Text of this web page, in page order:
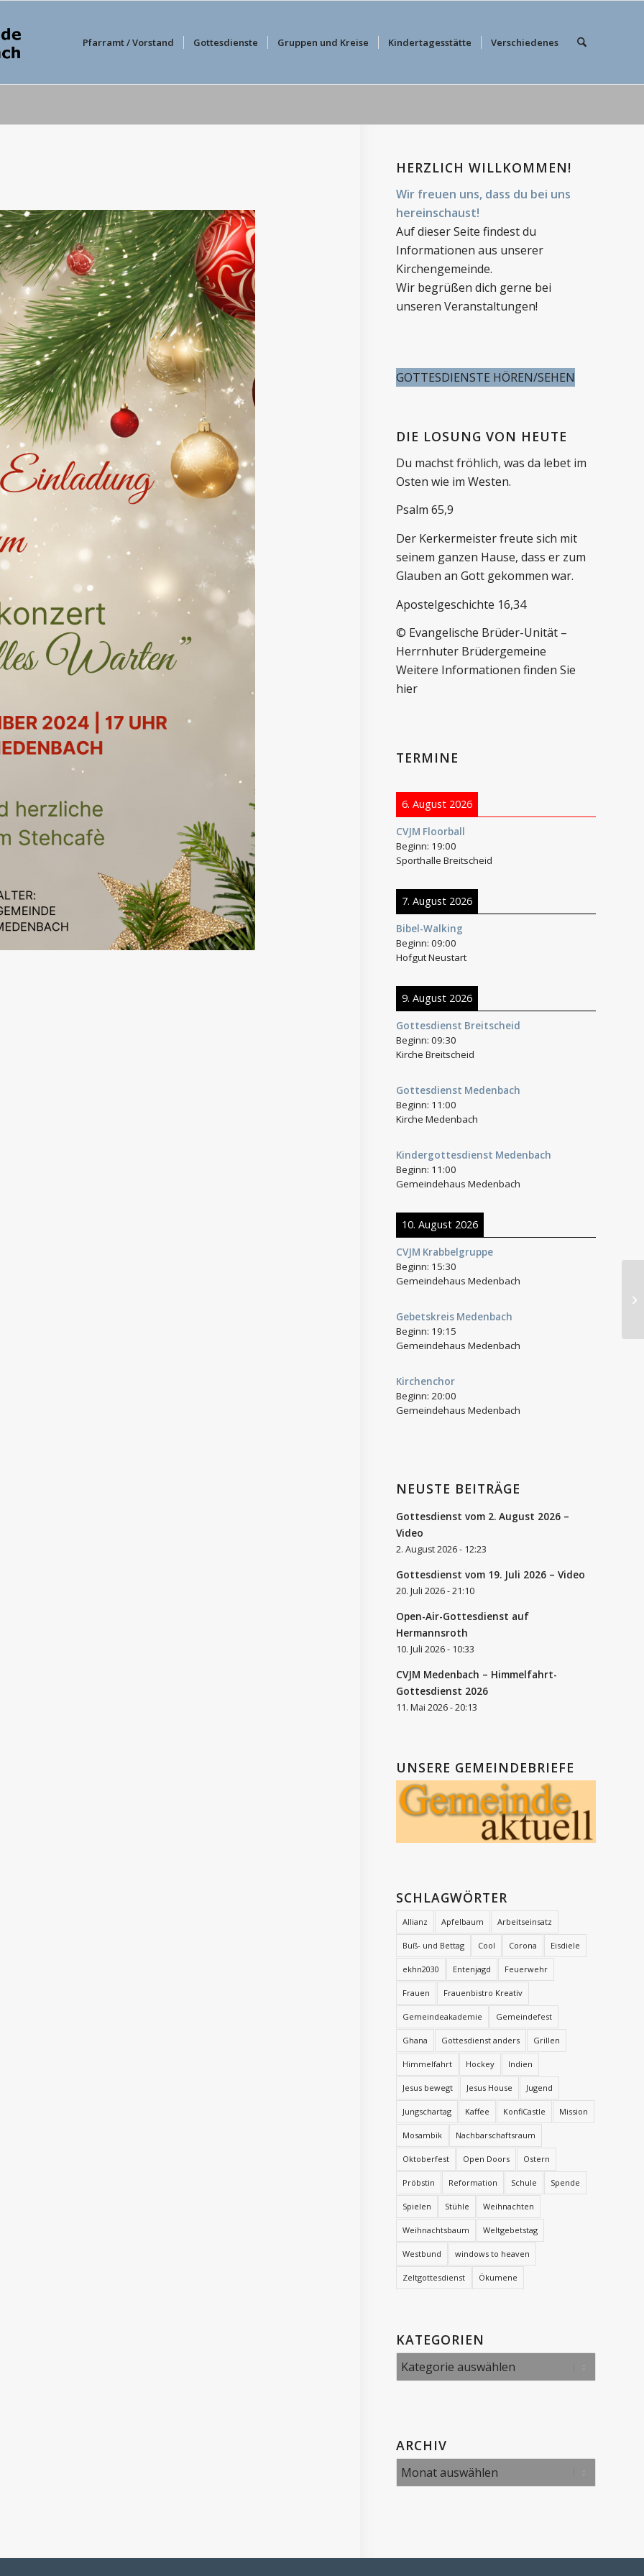
Pfarramt / Vorstand Gottesdienste Gruppen und Kreise Kindertagesstätte Verschiedenes
HERZLICH WILLKOMMEN!
Wir freuen uns, dass du bei uns
hereinschaust!
Auf dieser Seite findest du
Informationen aus unserer
Kirchengemeinde.
Wir begrüßen dich gerne bei
unseren Veranstaltungen!
GOTTESDIENSTE HÖREN/SEHEN
DIE LOSUNG VON HEUTE
Du machst fröhlich, was da lebet im
Osten wie im Westen.
Psalm 65,9
Der Kerkermeister freute sich mit
seinem ganzen Hause, dass er zum
Glauben an Gott gekommen war.
Apostelgeschichte 16,34
© Evangelische Brüder-Unität –
Herrnhuter Brüdergemeine
Weitere Informationen finden Sie
hier
TERMINE
6. August 2026
CVJM Floorball
Beginn: 19:00
Sporthalle Breitscheid
7. August 2026
Bibel-Walking
Beginn:09:00
Hofgut Neustart
9. August 2026
Gottesdienst Breitscheid
Beginn:09:30
Kirche Breitscheid
Gottesdienst Medenbach
Beginn: 11:00
Kirche Medenbach
Kindergottesdienst Medenbach
Beginn: 11:00
Gemeindehaus Medenbach
10. August 2026
CVJM Krabbelgruppe
Beginn: 15:30
Gemeindehaus Medenbach
Gebetskreis Medenbach
Beginn: 19:15
Gemeindehaus Medenbach
Kirchenchor
Beginn:20:00
Gemeindehaus Medenbach
NEUSTE BEITRÄGE
Gottesdienst vom 2. August 2026 –
Video
2. August 2026 - 12:23
Gottesdienst vom 19. Juli 2026 – Video
20. Juli 2026 - 21:10
Open-Air-Gottesdienst auf
Hermannsroth
10. Juli 2026 - 10:33
CVJM Medenbach – Himmelfahrt-
Gottesdienst 2026
11. Mai 2026 - 20:13
UNSERE GEMEINDEBRIEFE
SCHLAGWÖRTER
Allianz Apfelbaum Arbeitseinsatz
Buß- und Bettag Cool Corona Eisdiele
ekhn2030 Entenjagd Feuerwehr
Frauen Frauenbistro Kreativ
Gemeindeakademie Gemeindefest
Ghana Gottesdienst anders Grillen
Himmelfahrt Hockey Indien
Jesus bewegt Jesus House Jugend
Jungschartag Kaffee KonfiCastle Mission
Mosambik Nachbarschaftsraum
Oktoberfest Open Doors Ostern
Pröbstin Reformation Schule Spende
Spielen Stühle Weihnachten
Weihnachtsbaum Weltgebetstag
Westbund windows to heaven
Zeltgottesdienst Ökumene
KATEGORIEN
Kategorien
ARCHIV